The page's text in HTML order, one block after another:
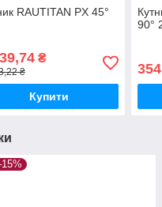
RAUTITAN PX 45°
₴
₴
Купити
90°